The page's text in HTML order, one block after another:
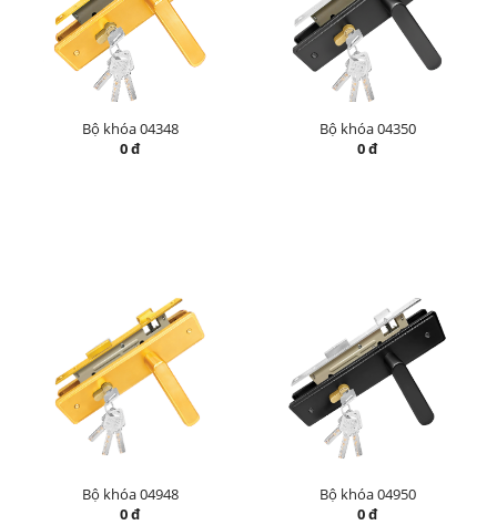
Bộ khóa 04348
0 đ
Bộ khóa 04350
0 đ
Bộ khóa 04948
0 đ
Bộ khóa 04950
0 đ